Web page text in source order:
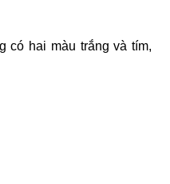
có hai màu trắng và tím,